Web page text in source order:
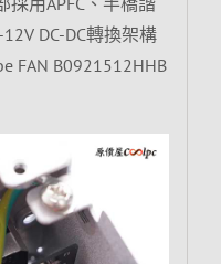
DC-DC轉換架構
FAN B0921512HHB